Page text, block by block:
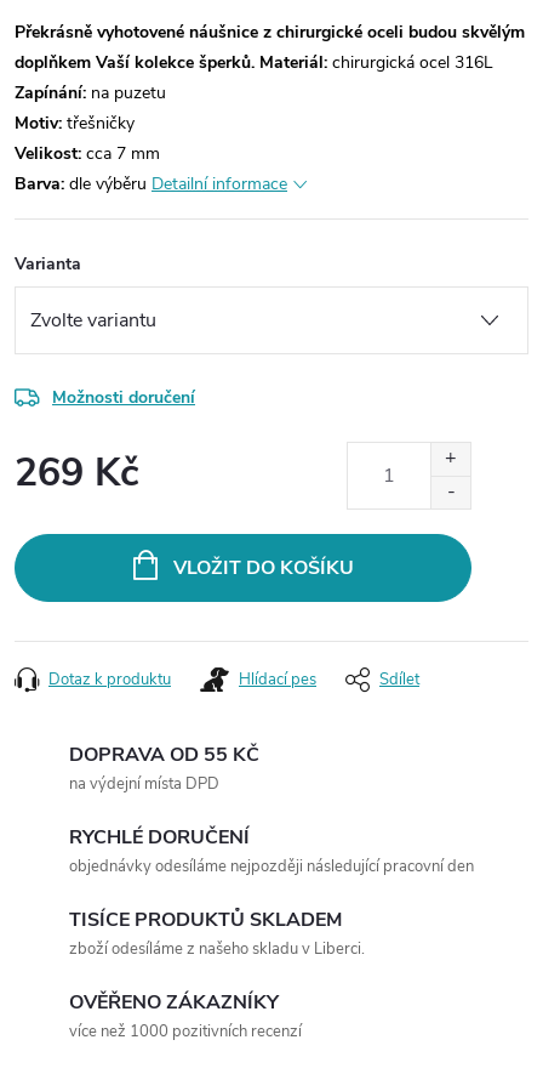
Překrásně vyhotovené náušnice z chirurgické oceli budou skvělým
doplňkem Vaší kolekce šperků. Materiál: chirurgická ocel 316L
Zapínání: na puzetu
Motiv: třešničky
Velikost: cca 7 mm
Barva: dle výběru Detailní informace
Varianta
Možnosti doručení
269 Kč
VLOŽIT DO KOŠÍKU
Dotaz k produktu Hlídací pes Sdílet
DOPRAVA OD 55 KČ
na výdejní místa DPD
RYCHLÉ DORUČENÍ
objednávky odesíláme nejpozději následující pracovní den
TISÍCE PRODUKTŮ SKLADEM
zboží odesíláme z našeho skladu v Liberci.
OVĚŘENO ZÁKAZNÍKY
více než 1000 pozitivních recenzí